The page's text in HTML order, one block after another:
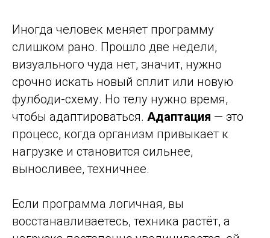
Иногда человек меняет программу
слишком рано. Прошло две недели,
визуального чуда нет, значит, нужно
срочно искать новый сплит или новую
фулбоди-схему. Но телу нужно время,
чтобы адаптироваться. Адаптация — это
процесс, когда организм привыкает к
нагрузке и становится сильнее,
выносливее, техничнее.
Если программа логичная, вы
восстанавливаетесь, техника растёт, а